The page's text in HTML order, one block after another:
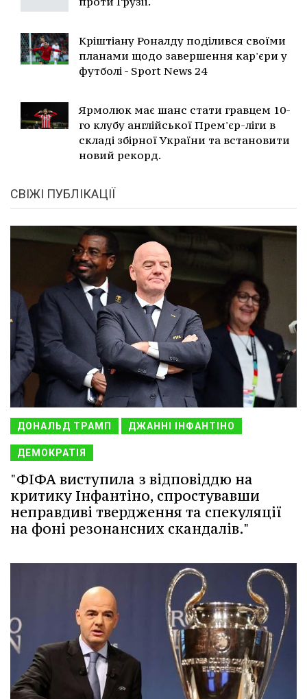
Кріштіану Роналду поділився своїми
планами щодо завершення кар'єри у
футболі - Sport News 24
Ярмолюк має шанс стати гравцем 10-
го клубу англійської Прем'єр-ліги в
складі збірної України та встановити
новий рекорд.
СВІЖІ ПУБЛІКАЦІЇ
ДОНАЛЬД ТРАМП ДЖАННІ ІНФАНТІНО
ДЕМОКРАТІЯ
"ФІФА виступила з відповіддю на
критику Інфантіно, спростувавши
неправдиві твердження та спекуляції
на фоні резонансних скандалів."